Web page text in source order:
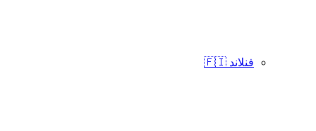
فنلاند 🇫🇮